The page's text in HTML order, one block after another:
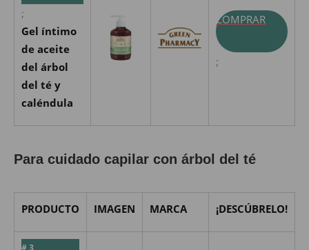
;
Gel íntimo
de aceite
del árbol
del té y
caléndula
COMPRAR
;
Para cuidado capilar con árbol del té
PRODUCTO IMAGEN MARCA ¡DESCÚBRELO!
# 3